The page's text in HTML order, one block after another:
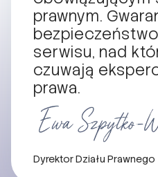
prawnym.
serwisu, nad
czuwają
prawa.
Dyrektor Działu Prawnego